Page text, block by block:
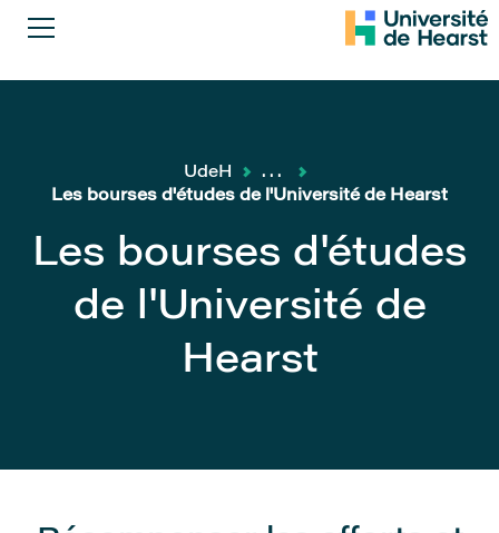
Les bourses d'études
de l'Université de
Hearst
UdeH
...
Les bourses d'études de l'Université de Hearst